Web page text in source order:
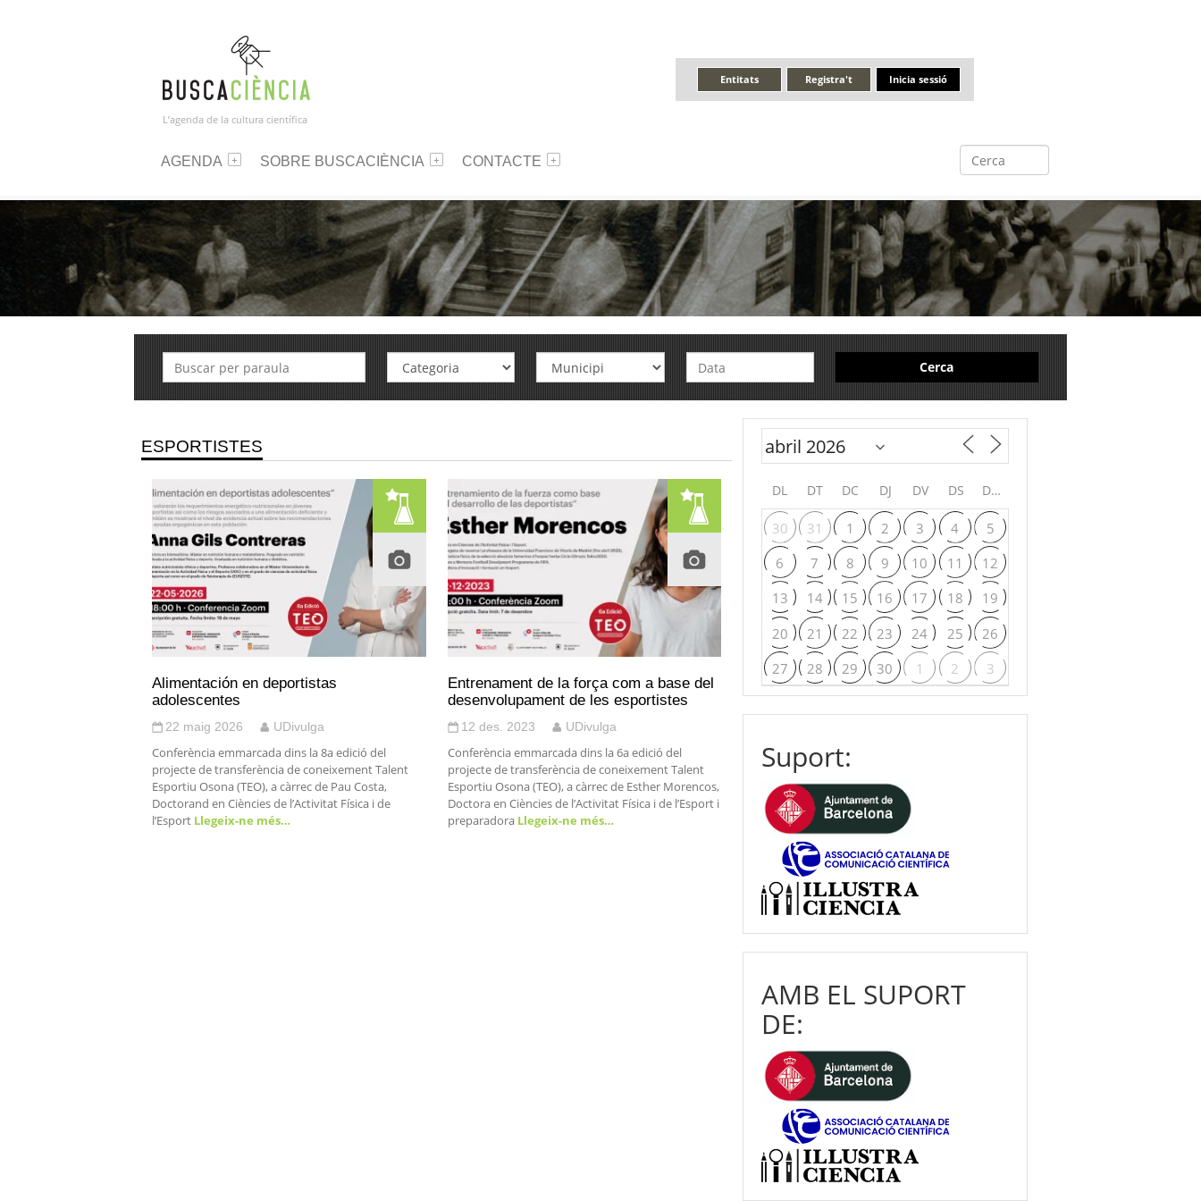
L’agenda de la cultura científica
Inicia sessió
Registra't
Entitats
AGENDA SOBRE BUSCACIÈNCIA CONTACTE
Cerca
ESPORTISTES
Alimentación en deportistas
adolescentes
22 maig 2026 UDivulga
Conferència emmarcada dins la 8a edició del
projecte de transferència de coneixement Talent
Esportiu Osona (TEO), a càrrec de Pau Costa,
Doctorand en Ciències de l’Activitat Física i de
l’Esport Llegeix-ne més…
Entrenament de la força com a base del
desenvolupament de les esportistes
12 des. 2023 UDivulga
Conferència emmarcada dins la 6a edició del
projecte de transferència de coneixement Talent
Esportiu Osona (TEO), a càrrec de Esther Morencos,
Doctora en Ciències de l’Activitat Física i de l’Esport i
preparadoraLlegeix-ne més…
DL DT DC DJ DV DS DG
30 31 1 2 3 4
5
6
7 8 9 10 11
12
13
14 15 16 17 18
19
20
21 22 23 24 25
26
27
28 29 30 1 2 3
Suport:
AMB EL SUPORT
DE: